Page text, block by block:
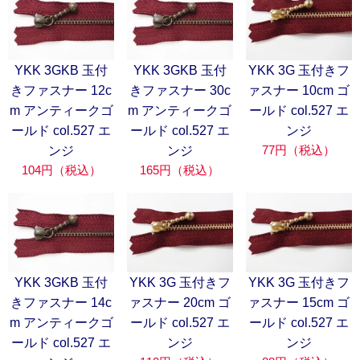
YKK 3GKB 玉付
きファスナー 12c
m アンティークゴ
ールド col.527 エ
ンジ
104円（税込）
YKK 3GKB 玉付
きファスナー 30c
m アンティークゴ
ールド col.527 エ
ンジ
165円（税込）
YKK 3G 玉付きフ
ァスナー 10cm ゴ
ールド col.527 エ
ンジ
77円（税込）
YKK 3GKB 玉付
きファスナー 14c
m アンティークゴ
ールド col.527 エ
YKK 3G 玉付きフ
ァスナー 20cm ゴ
ールド col.527 エ
ンジ
YKK 3G 玉付きフ
ァスナー 15cm ゴ
ールド col.527 エ
ンジ